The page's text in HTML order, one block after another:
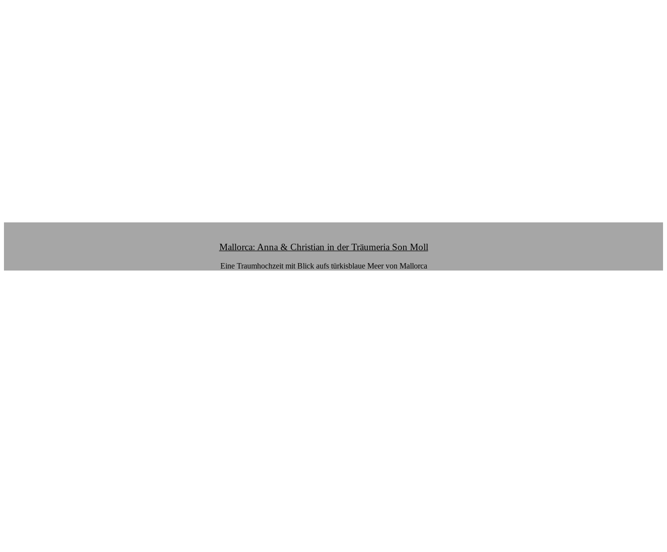
Mallorca: Anna & Christian in der Träumeria Son Moll
Eine Traumhochzeit mit Blick aufs türkisblaue Meer von Mallorca